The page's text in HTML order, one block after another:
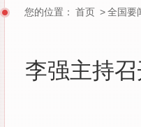
您的位置： 首页 >全国要
李强主持